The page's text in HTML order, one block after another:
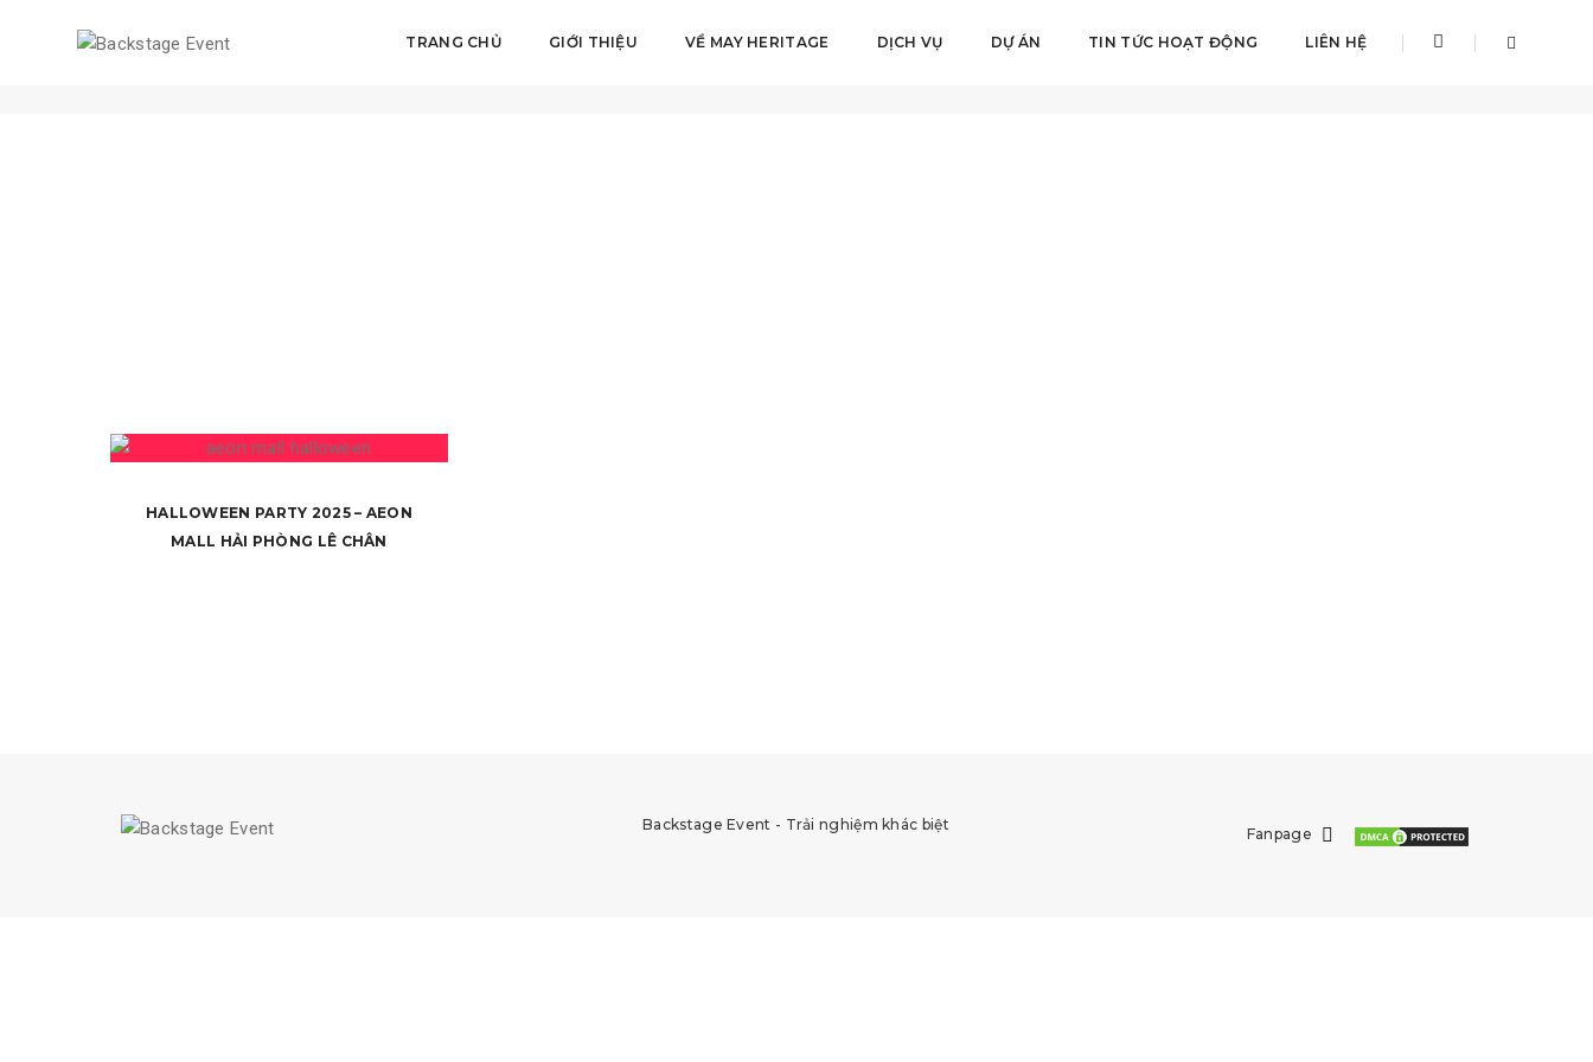
TRANG CHỦ GIỚI THIỆU VỀ MAY HERITAGE DỊCH VỤ DỰ ÁN TIN TỨC HOẠT ĐỘNG LIÊN HỆ
HALLOWEEN
HALLOWEEN PARTY 2025 – AEON
MALL HẢI PHÒNG LÊ CHÂN
Backstage Event - Trải nghiệm khác biệt
Fanpage